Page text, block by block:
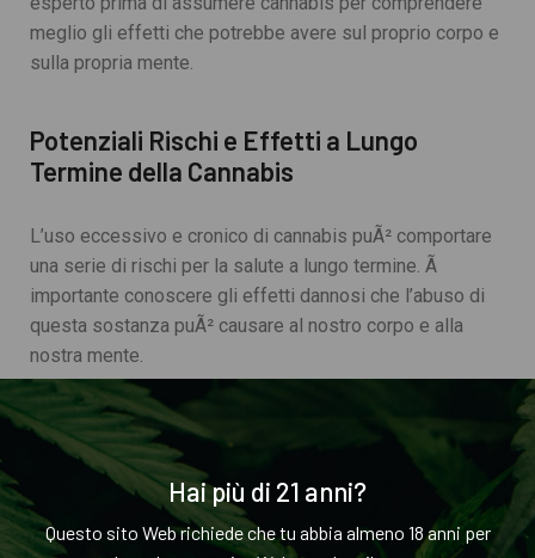
Hai più di 21 anni?
Questo sito Web richiede che tu abbia almeno 18 anni per
meglio gli effetti che potrebbe avere sul proprio corpo e
sulla propria mente.
Potenziali Rischi e Effetti a Lungo
Termine della Cannabis
L’uso eccessivo e cronico di cannabis puÃ² comportare
una serie di rischi per la salute a lungo termine. Ã
importante conoscere gli effetti dannosi che l’abuso di
questa sostanza puÃ² causare al nostro corpo e alla
nostra mente.
Innanzitutto, il consumo cronico di cannabis puÃ²
danneggiare la memoria e compromettere le capacitÃ
cognitive a lungo termine. Questo puÃ² influenzare
negativamente la nostra capacitÃ di apprendimento e di
prendere decisioni.